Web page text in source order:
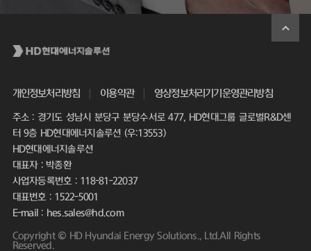
개인정보처리방침 이용약관 영상정보처리기기운영관리방침
주소 : 경기도 성남시 분당구 분당수서로 477, HD현대그룹 글로벌R&D센
터 9층 HD현대에너지솔루션 (우:13553)
HD현대에너지솔루션
대표자 : 박종환
사업자등록번호 : 118-81-22037
대표번호 : 1522-5001
E-mail : hes.sales@hd.com
Copyright © HD Hyundai Energy Solutions., Ltd.All Rights
Reserved.